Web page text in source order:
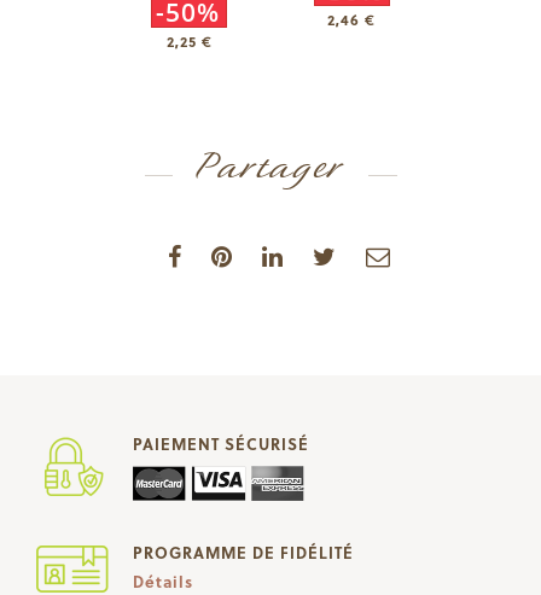
-50%
2,25 €
2,46 €
Partager
PAIEMENT SÉCURISÉ
PROGRAMME DE FIDÉLITÉ
Détails